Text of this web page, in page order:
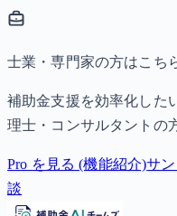
士業・専門家の方はこち
補助金支援を効率化した
理士・コンサルタントの
Pro を見る (機能紹介)サ
談